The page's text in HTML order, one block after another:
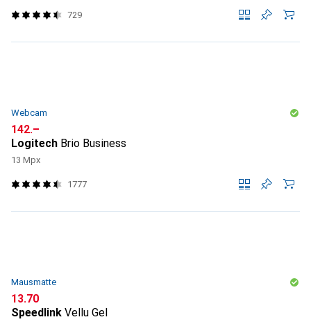
729
Webcam
CHF
142.–
Logitech Brio Business
13 Mpx
1777
Mausmatte
CHF
13.70
Speedlink Vellu Gel